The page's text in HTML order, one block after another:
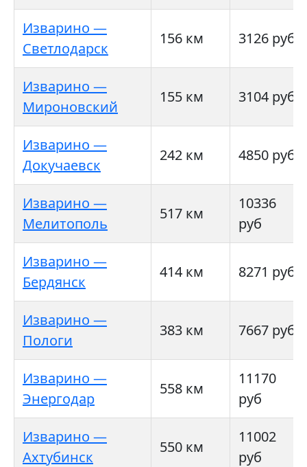
Изварино —
Светлодарск
156 км 3126 руб
Изварино —
Мироновский
155 км 3104 руб
Изварино —
Докучаевск
242 км 4850 руб
Изварино —
Мелитополь
517 км
10336
руб
Изварино —
Бердянск
414 км 8271 руб
Изварино —
Пологи
383 км 7667 руб
Изварино —
Энергодар
558 км
11170
руб
Изварино —
Ахтубинск
550 км
11002
руб